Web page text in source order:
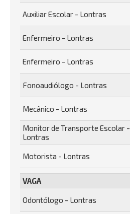
Auxiliar Escolar - Lontras
Enfermeiro - Lontras
Enfermeiro - Lontras
Fonoaudiólogo - Lontras
Mecânico - Lontras
Monitor de Transporte Escolar -
Lontras
Motorista - Lontras
VAGA
Odontólogo - Lontras